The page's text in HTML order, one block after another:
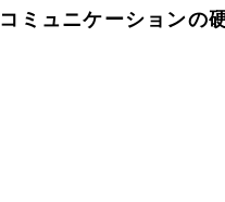
コミュニケーションの